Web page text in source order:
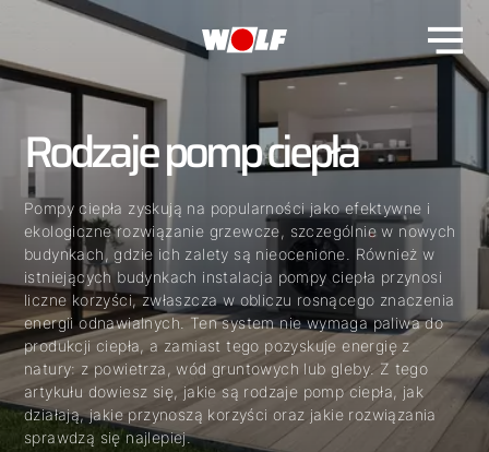
Rodzaje pomp ciepła
Pompy ciepła zyskują na popularności jako efektywne i
ekologiczne rozwiązanie grzewcze, szczególnie w nowych
budynkach, gdzie ich zalety są nieocenione. Również w
istniejących budynkach instalacja pompy ciepła przynosi
liczne korzyści, zwłaszcza w obliczu rosnącego znaczenia
energii odnawialnych. Ten system nie wymaga paliwa do
produkcji ciepła, a zamiast tego pozyskuje energię z
natury: z powietrza, wód gruntowych lub gleby. Z tego
artykułu dowiesz się, jakie są rodzaje pomp ciepła, jak
działają, jakie przynoszą korzyści oraz jakie rozwiązania
sprawdzą się najlepiej.